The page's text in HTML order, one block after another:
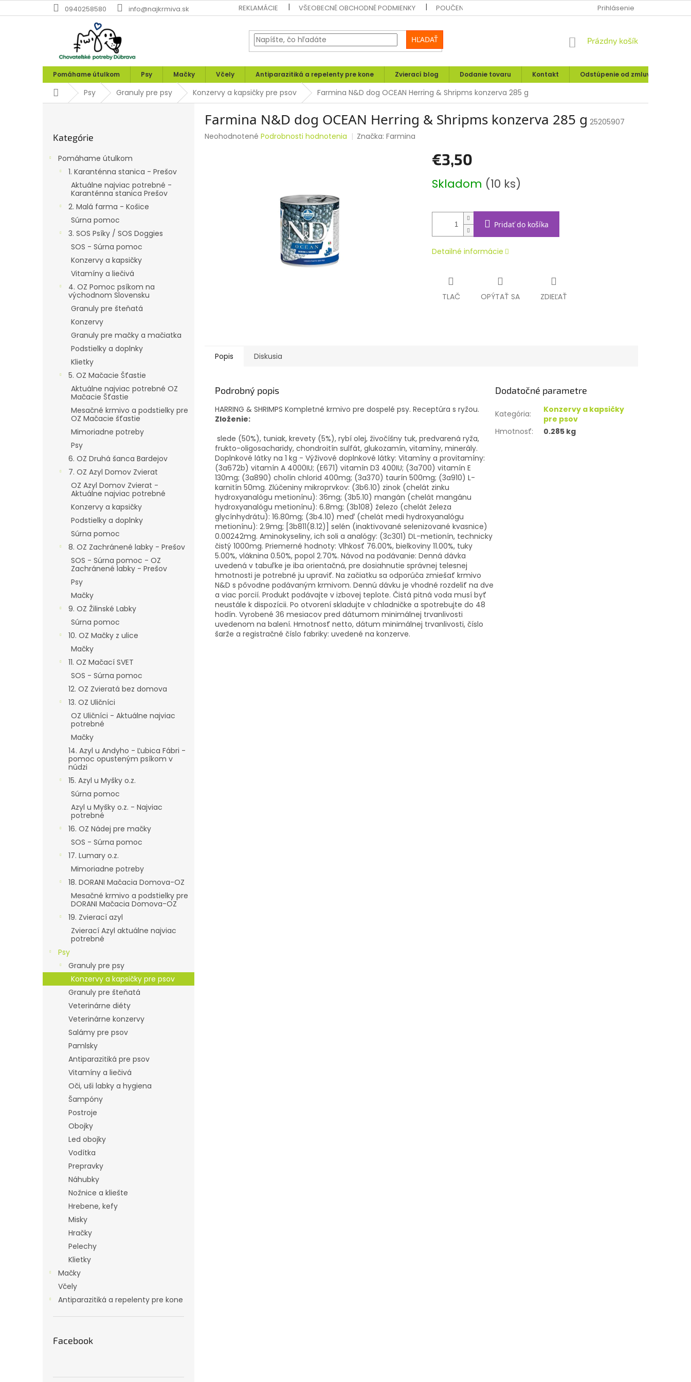
na
0940258580 info@najkrmiva.sk REKLAMÁCIE VŠEOBECNÉ OBCHODNÉ PODMIENKY POUČENIE O UPLATNENÍ PRÁVA SPOTREBITEĽA MOJA OBJEDNÁVKA
Prihlásenie
HĽADAŤ
NÁKUPNÝ
Prázdny košík
Pomáhame útulkom Psy Mačky Včely Antiparazitiká a repelenty pre kone Zvierací blog Dodanie tovaru Kontakt Odstúpenie od zmluvy
DomovPsy Granuly pre psy Konzervy a kapsičky pre psov Farmina N&D dog OCEAN Herring & Shripms konzerva 285 g
kategórie
Kategórie
Pomáhame útulkom
1. Karanténna stanica - Prešov
Aktuálne najviac potrebné -
Karanténna stanica Prešov
2. Malá farma - Košice
Súrna pomoc
3. SOS Psíky / SOS Doggies
SOS - Súrna pomoc
Konzervy a kapsičky
Vitamíny a liečivá
4. OZ Pomoc psíkom na
východnom Slovensku
Granuly pre šteňatá
Konzervy
Granuly pre mačky a mačiatka
Podstielky a doplnky
Klietky
5. OZ Mačacie Šťastie
Aktuálne najviac potrebné OZ
Mačacie Šťastie
Mesačné krmivo a podstielky pre
OZ Mačacie šťastie
Mimoriadne potreby
Psy
6. OZ Druhá šanca Bardejov
7. OZ Azyl Domov Zvierat
OZ Azyl Domov Zvierat -
Aktuálne najviac potrebné
Konzervy a kapsičky
Podstielky a doplnky
Súrna pomoc
8. OZ Zachránené labky - Prešov
SOS - Súrna pomoc - OZ
Zachránené labky - Prešov
Psy
Mačky
9. OZ Žilinské Labky
Súrna pomoc
10. OZ Mačky z ulice
Mačky
11. OZ Mačací SVET
SOS - Súrna pomoc
12. OZ Zvieratá bez domova
13. OZ Uličníci
OZ Uličníci - Aktuálne najviac
potrebné
Mačky
14. Azyl u Andyho - Ľubica Fábri -
pomoc opusteným psíkom v
núdzi
15. Azyl u Myšky o.z.
Súrna pomoc
Azyl u Myšky o.z. - Najviac
potrebné
16. OZ Nádej pre mačky
SOS - Súrna pomoc
17. Lumary o.z.
Mimoriadne potreby
18. DORANI Mačacia Domova-OZ
Mesačné krmivo a podstielky pre
DORANI Mačacia Domova-OZ
19. Zvierací azyl
Zvierací Azyl aktuálne najviac
potrebné
Psy
Granuly pre psy
Konzervy a kapsičky pre psov
Granuly pre šteňatá
Veterinárne diéty
Veterinárne konzervy
Salámy pre psov
Pamlsky
Antiparazitiká pre psov
Vitamíny a liečivá
Oči, uši labky a hygiena
Šampóny
Postroje
Obojky
Led obojky
Vodítka
Prepravky
Náhubky
Nožnice a kliešte
Hrebene, kefy
Misky
Hračky
Pelechy
Klietky
Mačky
Včely
Antiparazitiká a repelenty pre kone
Facebook
Farmina N&D dog OCEAN Herring & Shripms konzerva 285 g 25205907
Priemerné
Neohodnotené Podrobnosti hodnotenia Značka:Farmina
€3,50
cena:
Skladom (10 ks)
Pridať do košíka
Detailné informácie
TLAČ OPÝTAŤ SA ZDIEĽAŤ
Popis Diskusia
Podrobný popis
HARRING & SHRIMPS Kompletné krmivo pre dospelé psy. Receptúra s ryžou.
Zloženie:
slede (50%), tuniak, krevety (5%), rybí olej, živočíšny tuk, predvarená ryža,
frukto-oligosacharidy, chondroitín sulfát, glukozamín, vitamíny, minerály.
Doplnkové látky na 1 kg - Výživové doplnkové látky: Vitamíny a provitamíny:
(3a672b) vitamín A 4000IU; (E671) vitamín D3 400IU; (3a700) vitamín E
130mg; (3a890) cholín chlorid 400mg; (3a370) taurín 500mg; (3a910) L-
karnitín 50mg. Zlúčeniny mikroprvkov: (3b6.10) zinok (chelát zinku
hydroxyanalógu metionínu): 36mg; (3b5.10) mangán (chelát mangánu
hydroxyanalógu metionínu): 6.8mg; (3b108) železo (chelát železa
glycínhydrátu): 16.80mg; (3b4.10) meď (chelát medi hydroxyanalógu
metionínu): 2.9mg; [3b811(8.12)] selén (inaktivované selenizované kvasnice)
0.00242mg. Aminokyseliny, ich soli a analógy: (3c301) DL-metionín, technicky
čistý 1000mg. Priemerné hodnoty: Vlhkosť 76.00%, bielkoviny 11.00%, tuky
5.00%, vláknina 0.50%, popol 2.70%. Návod na podávanie: Denná dávka
uvedená v tabuľke je iba orientačná, pre dosiahnutie správnej telesnej
hmotnosti je potrebné ju upraviť. Na začiatku sa odporúča zmiešať krmivo
N&D s pôvodne podávaným krmivom. Dennú dávku je vhodné rozdeliť na dve
a viac porcií. Produkt podávajte v izbovej teplote. Čistá pitná voda musí byť
neustále k dispozícii. Po otvorení skladujte v chladničke a spotrebujte do 48
hodín. Vyrobené 36 mesiacov pred dátumom minimálnej trvanlivosti
uvedenom na balení. Hmotnosť netto, dátum minimálnej trvanlivosti, číslo
šarže a registračné číslo fabriky: uvedené na konzerve.
Dodatočné parametre
Kategória:
Konzervy a kapsičky
pre psov
Hmotnosť: 0.285 kg